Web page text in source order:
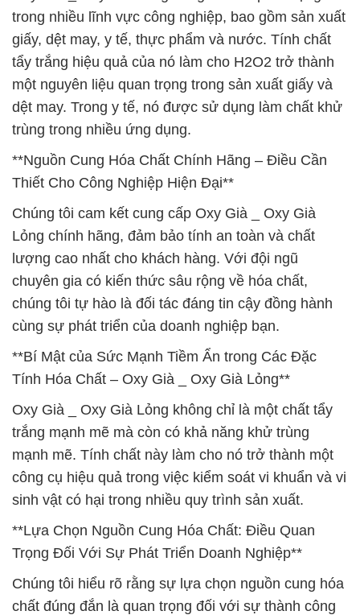
trong nhiều lĩnh vực công nghiệp, bao gồm sản xuất
giấy, dệt may, y tế, thực phẩm và nước. Tính chất
tẩy trắng hiệu quả của nó làm cho H2O2 trở thành
một nguyên liệu quan trọng trong sản xuất giấy và
dệt may. Trong y tế, nó được sử dụng làm chất khử
trùng trong nhiều ứng dụng.
**Nguồn Cung Hóa Chất Chính Hãng – Điều Cần
Thiết Cho Công Nghiệp Hiện Đại**
Chúng tôi cam kết cung cấp Oxy Già _ Oxy Già
Lỏng chính hãng, đảm bảo tính an toàn và chất
lượng cao nhất cho khách hàng. Với đội ngũ
chuyên gia có kiến thức sâu rộng về hóa chất,
chúng tôi tự hào là đối tác đáng tin cậy đồng hành
cùng sự phát triển của doanh nghiệp bạn.
**Bí Mật của Sức Mạnh Tiềm Ẩn trong Các Đặc
Tính Hóa Chất – Oxy Già _ Oxy Già Lỏng**
Oxy Già _ Oxy Già Lỏng không chỉ là một chất tẩy
trắng mạnh mẽ mà còn có khả năng khử trùng
mạnh mẽ. Tính chất này làm cho nó trở thành một
công cụ hiệu quả trong việc kiểm soát vi khuẩn và vi
sinh vật có hại trong nhiều quy trình sản xuất.
**Lựa Chọn Nguồn Cung Hóa Chất: Điều Quan
Trọng Đối Với Sự Phát Triển Doanh Nghiệp**
Chúng tôi hiểu rõ rằng sự lựa chọn nguồn cung hóa
chất đúng đắn là quan trọng đối với sự thành công